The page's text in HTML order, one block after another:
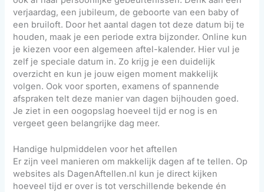
verjaardag, een jubileum, de geboorte van een baby of
een bruiloft. Door het aantal dagen tot deze datum bij te
houden, maak je een periode extra bijzonder. Online kun
je kiezen voor een algemeen aftel-kalender. Hier vul je
zelf je speciale datum in. Zo krijg je een duidelijk
overzicht en kun je jouw eigen moment makkelijk
volgen. Ook voor sporten, examens of spannende
afspraken telt deze manier van dagen bijhouden goed.
Je ziet in een oogopslag hoeveel tijd er nog is en
vergeet geen belangrijke dag meer.
Handige hulpmiddelen voor het aftellen
Er zijn veel manieren om makkelijk dagen af te tellen. Op
websites als DagenAftellen.nl kun je direct kijken
hoeveel tijd er over is tot verschillende bekende én